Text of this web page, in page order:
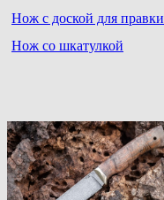
Нож с доской для правки
Нож со шкатулкой